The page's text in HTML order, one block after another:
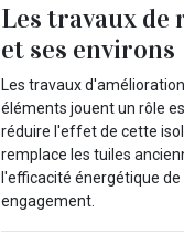
Les travaux de
et ses environs
Les travaux
éléments jouent un rôle
réduire l'effet de cette
remplace les tuiles
l'efficacité énergétique
engagement.